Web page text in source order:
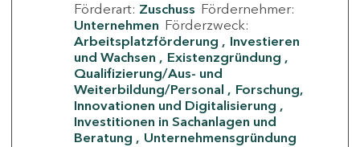
Förderart: Zuschuss Fördernehmer:
Unternehmen Förderzweck:
Arbeitsplatzförderung
Investieren
und Wachsen
Existenzgründung
Qualifizierung/Aus- und
Weiterbildung/Personal
Forschung,
Innovationen und Digitalisierung
Investitionen in Sachanlagen und
Beratung
Unternehmensgründung